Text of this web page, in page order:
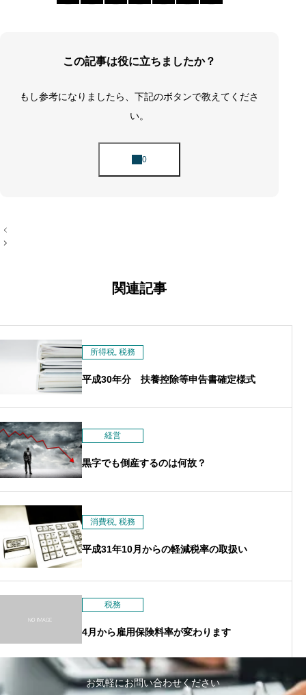
この記事は役に立ちましたか？
もし参考になりましたら、下記のボタンで教えてくださ
い。
投
稿
関連記事
所得税, 税務
平成30年分 扶養控除等申告書確定様式
経営
黒字でも倒産するのは何故？
消費税, 税務
平成31年10月からの軽減税率の取扱い
税務
4月から雇用保険料率が変わります
お気軽にお問い合わせください